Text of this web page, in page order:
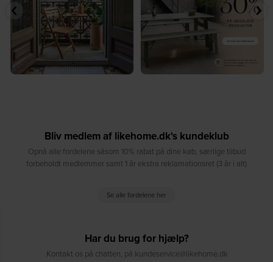
Bliv medlem af likehome.dk's kundeklub
Opnå alle fordelene såsom 10% rabat på dine køb, særlige tilbud
forbeholdt medlemmer samt 1 år ekstra reklamationsret (3 år i alt)
Se alle fordelene her
Har du brug for hjælp?
Kontakt os på chatten, på kundeservice@likehome.dk